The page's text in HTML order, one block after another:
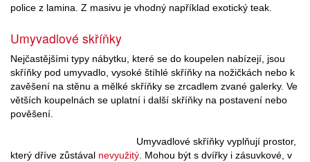
police z lamina. Z masivu je vhodný například exotický teak.
Umyvadlové skříňky
Nejčastějšími typy nábytku, které se do koupelen nabízejí, jsou
skříňky pod umyvadlo, vysoké štíhlé skříňky na nožičkách nebo k
zavěšení na stěnu a mělké skříňky se zrcadlem zvané galerky. Ve
větších koupelnách se uplatní i další skříňky na postavení nebo
pověšení.
Umyvadlové skříňky vyplňují prostor,
který dříve zůstával nevyužitý . Mohou být s dvířky i zásuvkové, v